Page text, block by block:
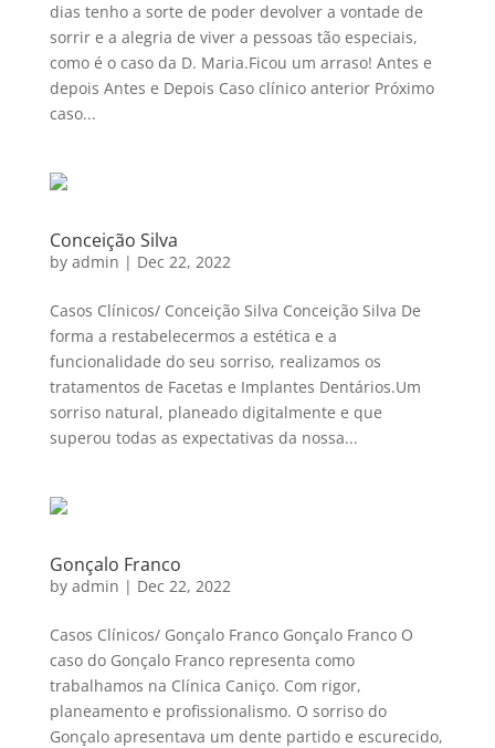
dias tenho a sorte de poder devolver a vontade de
sorrir e a alegria de viver a pessoas tão especiais,
como é o caso da D. Maria.Ficou um arraso! Antes e
depois Antes e Depois Caso clínico anterior Próximo
caso...
Conceição Silva
by admin | Dec 22, 2022
Casos Clínicos/ Conceição Silva Conceição Silva De
forma a restabelecermos a estética e a
funcionalidade do seu sorriso, realizamos os
tratamentos de Facetas e Implantes Dentários.Um
sorriso natural, planeado digitalmente e que
superou todas as expectativas da nossa...
Gonçalo Franco
by admin | Dec 22, 2022
Casos Clínicos/ Gonçalo Franco Gonçalo Franco O
caso do Gonçalo Franco representa como
trabalhamos na Clínica Caniço. Com rigor,
planeamento e profissionalismo. O sorriso do
Gonçalo apresentava um dente partido e escurecido,